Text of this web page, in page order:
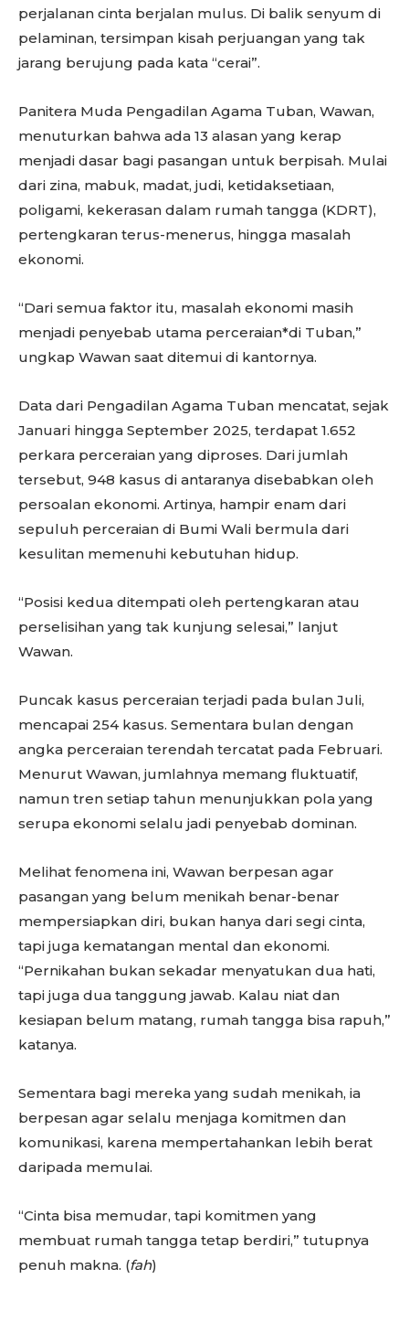
perjalanan cinta berjalan mulus. Di balik senyum di
pelaminan, tersimpan kisah perjuangan yang tak
jarang berujung pada kata “cerai”.
Panitera Muda Pengadilan Agama Tuban, Wawan,
menuturkan bahwa ada 13 alasan yang kerap
menjadi dasar bagi pasangan untuk berpisah. Mulai
dari zina, mabuk, madat, judi, ketidaksetiaan,
poligami, kekerasan dalam rumah tangga (KDRT),
pertengkaran terus-menerus, hingga masalah
ekonomi.
“Dari semua faktor itu, masalah ekonomi masih
menjadi penyebab utama perceraian*di Tuban,”
ungkap Wawan saat ditemui di kantornya.
Data dari Pengadilan Agama Tuban mencatat, sejak
Januari hingga September 2025, terdapat 1.652
perkara perceraian yang diproses. Dari jumlah
tersebut, 948 kasus di antaranya disebabkan oleh
persoalan ekonomi. Artinya, hampir enam dari
sepuluh perceraian di Bumi Wali bermula dari
kesulitan memenuhi kebutuhan hidup.
“Posisi kedua ditempati oleh pertengkaran atau
perselisihan yang tak kunjung selesai,” lanjut
Wawan.
Puncak kasus perceraian terjadi pada bulan Juli,
mencapai 254 kasus. Sementara bulan dengan
angka perceraian terendah tercatat pada Februari.
Menurut Wawan, jumlahnya memang fluktuatif,
namun tren setiap tahun menunjukkan pola yang
serupa ekonomi selalu jadi penyebab dominan.
Melihat fenomena ini, Wawan berpesan agar
pasangan yang belum menikah benar-benar
mempersiapkan diri, bukan hanya dari segi cinta,
tapi juga kematangan mental dan ekonomi.
“Pernikahan bukan sekadar menyatukan dua hati,
tapi juga dua tanggung jawab. Kalau niat dan
kesiapan belum matang, rumah tangga bisa rapuh,”
katanya.
Sementara bagi mereka yang sudah menikah, ia
berpesan agar selalu menjaga komitmen dan
komunikasi, karena mempertahankan lebih berat
daripada memulai.
“Cinta bisa memudar, tapi komitmen yang
membuat rumah tangga tetap berdiri,” tutupnya
penuh makna. (fah)